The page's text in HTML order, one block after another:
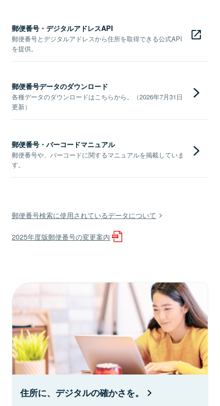
郵便番号・デジタルアドレスAPI
郵便番号とデジタルアドレスから住所を取得できる公式API
を提供。
郵便番号データのダウンロード
各種データのダウンロードはこちらから。（2026年7月31日
更新）
郵便番号・バーコードマニュアル
郵便番号や、バーコードに関するマニュアルを掲載していま
す。
郵便番号検索に使用されているデータについて
2025年度版郵便番号の変更案内
住所に、デジタルの確かさを。